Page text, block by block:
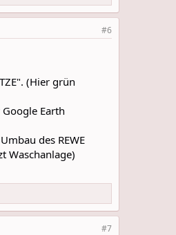
#6
(Hier grün
Earth
des REWE
Waschanlage)
#7